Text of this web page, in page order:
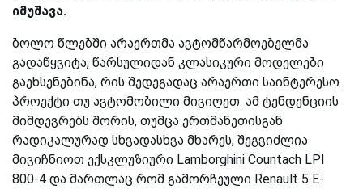
იმუშავა.
ბოლო წლებში არაერთმა ავტომწარმოებელმა
გადაწყვიტა, წარსულიდან კლასიკური მოდელები
გაეხსენებინა, რის შედეგადაც არაერთი საინტერესო
პროექტი თუ ავტომობილი მივიღეთ. ამ ტენდენციის
მიმდევრებს შორის, თუმცა ერთმანეთისგან
რადიკალურად სხვადასხვა მხარეს, შეგვიძლია
მივიჩნიოთ ექსკლუზიური Lamborghini Countach LPI
800-4 და მართლაც რომ გამორჩეული Renault 5 E-